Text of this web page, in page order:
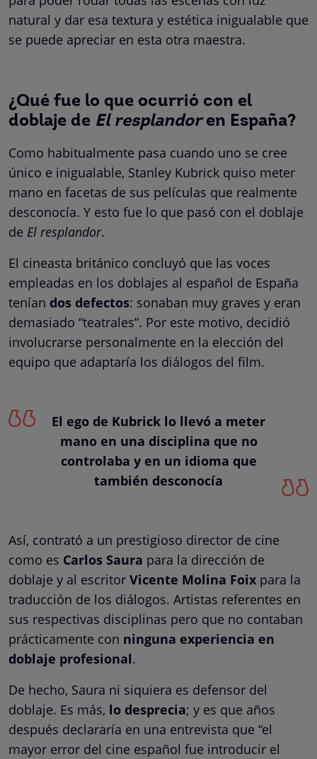
natural y dar esa textura y estética inigualable que
se puede apreciar en esta otra maestra.
¿Qué fue lo que ocurrió con el
doblaje de El resplandoren España?
Como habitualmente pasa cuando uno se cree
único e inigualable, Stanley Kubrick quiso meter
mano en facetas de sus películas que realmente
desconocía. Y esto fue lo que pasó con el doblaje
de El resplandor.
El cineasta británico concluyó que las voces
empleadas en los doblajes al español de España
tenían dos defectos: sonaban muy graves y eran
demasiado “teatrales”. Por este motivo, decidió
involucrarse personalmente en la elección del
equipo que adaptaría los diálogos del film.
El ego de Kubrick lo llevó a meter
mano en una disciplina que no
controlaba y en un idioma que
también desconocía
Así, contrató a un prestigioso director de cine
como es Carlos Saura para la dirección de
doblaje y al escritor Vicente Molina Foix para la
traducción de los diálogos. Artistas referentes en
sus respectivas disciplinas pero que no contaban
prácticamente con ninguna experiencia en
doblaje profesional.
De hecho, Saura ni siquiera es defensor del
doblaje. Es más, lo desprecia; y es que años
después declararía en una entrevista que “el
mayor error del cine español fue introducir el